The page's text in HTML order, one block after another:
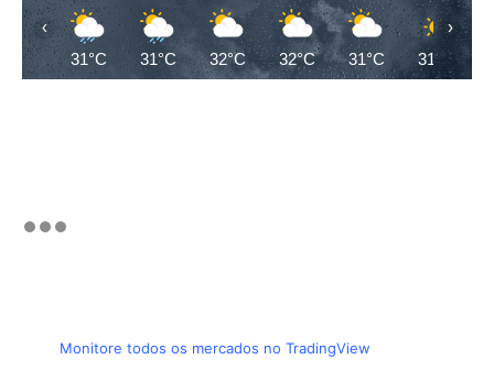
31°C 31°C 32°C 32°C 31°C 31°C
‹ ›
Monitore todos os mercados no TradingView